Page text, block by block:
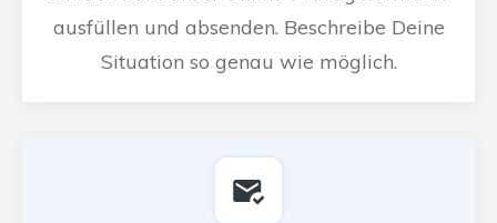
ausfüllen und absenden. Beschreibe Deine
Situation so genau wie möglich.